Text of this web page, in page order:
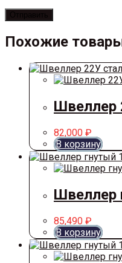
Похожие
Швеллер
82,000 ₽
В корзину
Швеллер
85,490 ₽
В корзину